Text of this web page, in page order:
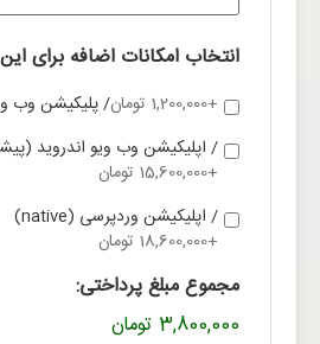
انتخاب امکانات اضافه برای
/ پلیکیشن وب
+1,200,000 تومان
/ اپلیکیشن وب ویو اندروید
+15,600,000 تومان
/ اپلیکیشن وردپرسی (native)
+18,600,000 تومان
مجموع مبلغ پرداختی:
3,800,000 تومان